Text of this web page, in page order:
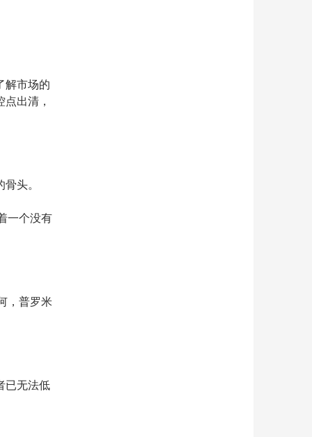
解市场的
出清，
头。
一个没有
，普罗米
已无法低